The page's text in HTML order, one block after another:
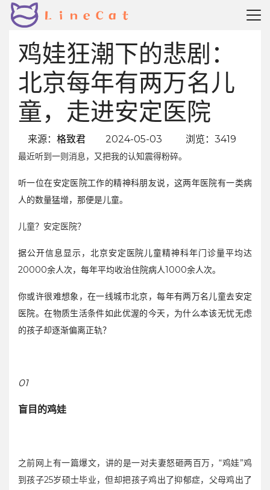
鸡娃狂潮下的悲剧：
北京每年有两万名儿
童，走进安定医院
来源：格致君 2024-05-03 浏览：3419
最近听到一则消息，又把我的认知震得粉碎。
听一位在安定医院工作的精神科朋友说，这两年医院有一类病
人的数量猛增，那便是儿童。
儿童？安定医院？
据公开信息显示，北京安定医院儿童精神科年门诊量平均达
20000余人次，每年平均收治住院病人1000余人次。
你或许很难想象，在一线城市北京，每年有两万名儿童去安定
医院。在物质生活条件如此优渥的今天，为什么本该无忧无虑
的孩子却逐渐偏离正轨？
01
盲目的鸡娃
之前网上有一篇爆文，讲的是一对夫妻怒砸两百万，“鸡娃”鸡
到孩子25岁硕士毕业，但却把孩子鸡出了抑郁症，父母鸡出了